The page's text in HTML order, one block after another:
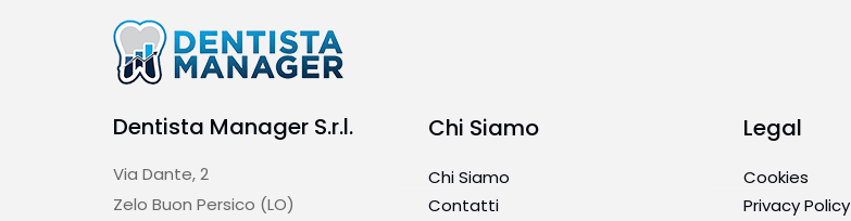
Dentista Manager S.r.l.
Via Dante, 2
Zelo Buon Persico (LO)
Chi Siamo
Chi Siamo
Contatti
Legal
Cookies
Privacy Policy